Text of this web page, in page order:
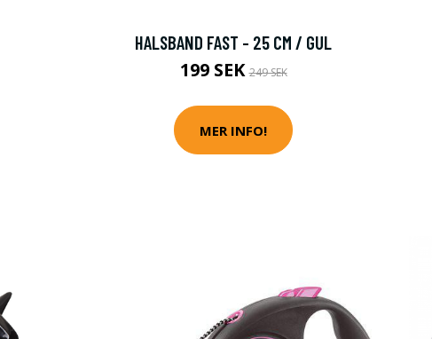
HALSBAND FAST - 25 CM / GUL
199 SEK249 SEK
MER INFO!